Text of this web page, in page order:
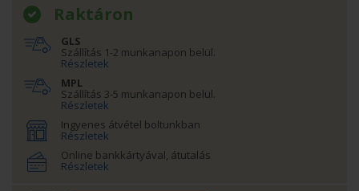
Raktáron
GLS
Szállítás 1-2 munkanapon belül.
Részletek
MPL
Szállítás 3-5 munkanapon belül.
Részletek
Ingyenes átvétel boltunkban
Részletek
Online bankkártyával, átutalás
Részletek